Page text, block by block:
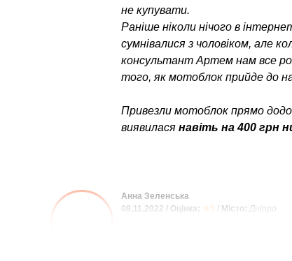
не купувати.
Раніше ніколи нічого в
сумнівалися з чоловіком, але
консультант Артем нам все
того, як мотоблок прийде до
Привезли мотоблок прямо
виявилася навіть на 400 грн
Анна Зеленська
08.11.2022 / Оцінка: ★5 / Місто: Дніпро